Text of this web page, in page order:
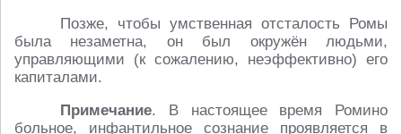
Позже, чтобы умственная отсталость Ромы
была незаметна, он был окружён людьми,
управляющими (к сожалению, неэффективно) его
капиталами.
Примечание. В настоящее время Ромино
больное, инфантильное сознание проявляется в